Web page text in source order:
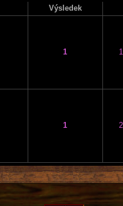
Výsledek
1
1